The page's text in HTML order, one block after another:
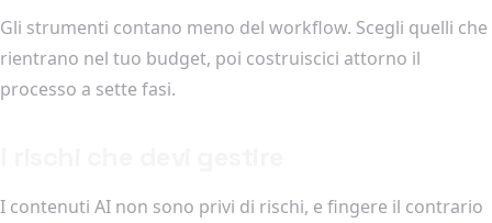
Gli strumenti contano meno del workflow. Scegli quelli che
rientrano nel tuo budget, poi costruiscici attorno il
processo a sette fasi.
I contenuti AI non sono privi di rischi, e fingere il contrario